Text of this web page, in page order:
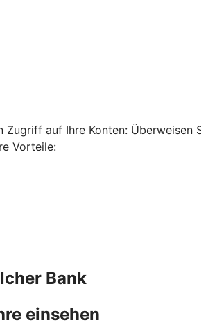
auf Ihre Konten:
Vorteile:
Bank
einsehen